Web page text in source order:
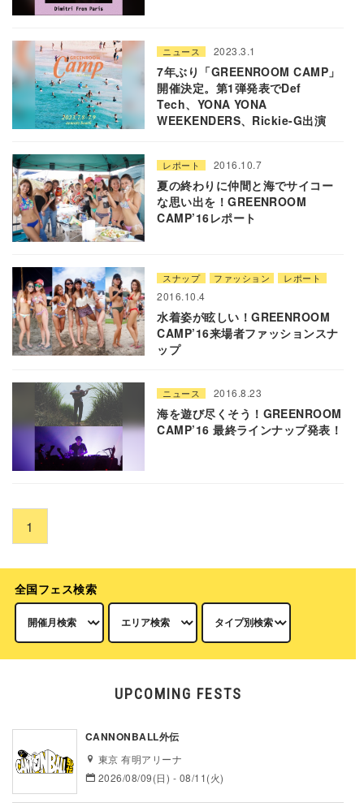
ニュース 2023.3.1
7年ぶり「GREENROOM CAMP」
開催決定。第1弾発表でDef
Tech、YONA YONA
WEEKENDERS、Rickie-G出演
レポート 2016.10.7
夏の終わりに仲間と海でサイコー
な思い出を！GREENROOM
CAMP’16レポート
スナップ ファッション レポート
2016.10.4
水着姿が眩しい！GREENROOM
CAMP’16来場者ファッションスナ
ップ
ニュース 2016.8.23
海を遊び尽くそう！GREENROOM
CAMP’16 最終ラインナップ発表！
1
全国フェス検索
UPCOMING FESTS
CANNONBALL外伝
東京 有明アリーナ
2026/08/09(日) - 08/11(火)